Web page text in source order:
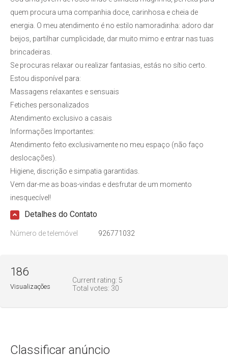
quem procura uma companhia doce, carinhosa e cheia de
energia. O meu atendimento é no estilo namoradinha: adoro dar
beijos, partilhar cumplicidade, dar muito mimo e entrar nas tuas
brincadeiras.
Se procuras relaxar ou realizar fantasias, estás no sítio certo.
Estou disponível para:
Massagens relaxantes e sensuais
Fetiches personalizados
Atendimento exclusivo a casais
Informações Importantes:
Atendimento feito exclusivamente no meu espaço (não faço
deslocações).
Higiene, discrição e simpatia garantidas.
Vem dar-me as boas-vindas e desfrutar de um momento
inesquecível!
Detalhes do Contato
Número de telemóvel 926771032
Current rating: 5
Total votes: 30
186
Visualizações
Classificar anúncio